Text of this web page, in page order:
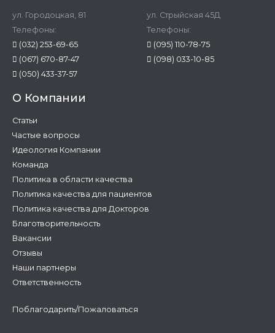
ул. Городоцкая, 81
Телефоны:
(032) 253-69-65
(067) 670-87-47
(050) 433-37-57
ул. Стрыйская 45Д
Телефоны:
(095) 110-78-75
(098) 033-10-85
О Компании
Статьи
Частые вопросы
Идеология Компании
Команда
Политика в области качества
Политика качества для пациентов
Политика качества для Докторов
Благотворительность
Вакансии
Отзывы
Наши партнеры
Ответственность
Поблагодарить/Пожаловаться